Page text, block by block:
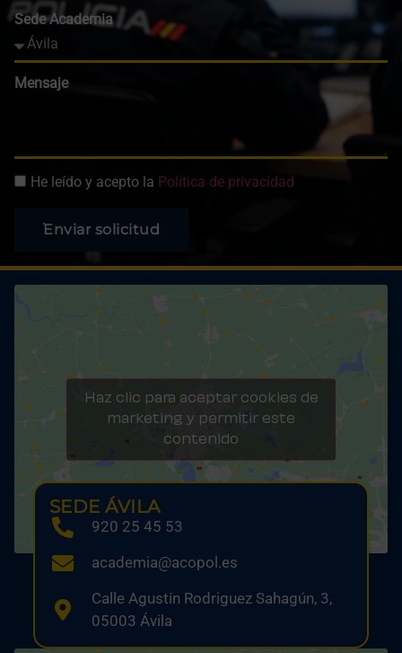
Sede Academia
Mensaje
He leído y acepto la Política de privacidad
Enviar solicitud
Haz clic para aceptar cookies de
marketing y permitir este
contenido
SEDE ÁVILA
920 25 45 53
academia@acopol.es
Calle Agustín Rodriguez Sahagún, 3,
05003 Ávila